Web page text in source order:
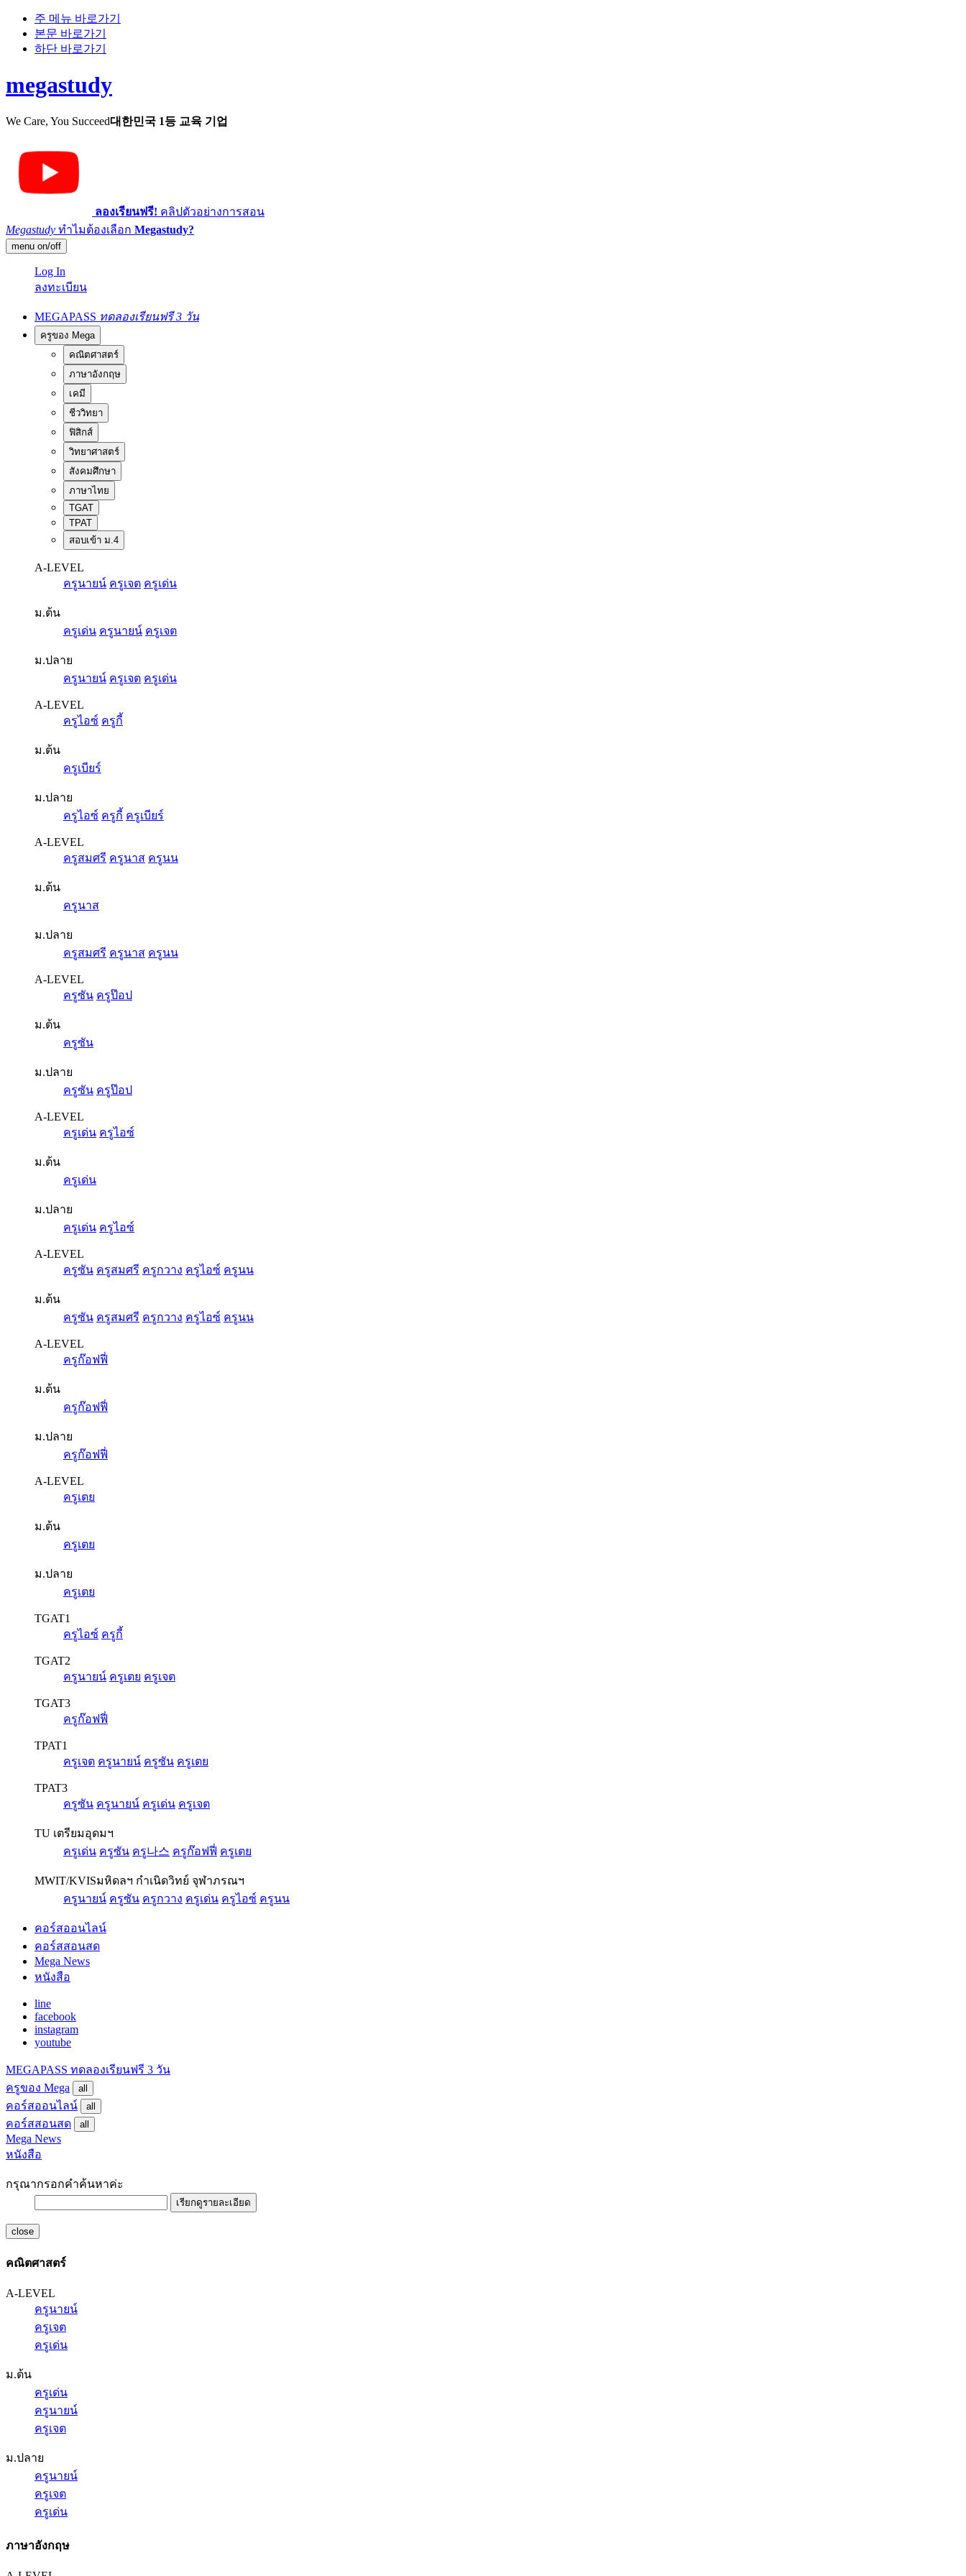
주 메뉴 바로가기
본문 바로가기
하단 바로가기
megastudy
We Care, You Succeed대한민국 1등 교육 기업
ลองเรียนฟรี! คลิปตัวอย่างการสอน
Megastudy ทำไมต้องเลือก Megastudy?
menu on/off
Log In
ลงทะเบียน
MEGAPASS ทดลองเรียนฟรี 3 วัน
ครูของ Mega
คณิตศาสตร์
ภาษาอังกฤษ
เคมี
ชีววิทยา
ฟิสิกส์
วิทยาศาสตร์
สังคมศึกษา
ภาษาไทย
TGAT
TPAT
สอบเข้า ม.4
A-LEVEL
ครูนายน์ ครูเจต ครูเด่น
ม.ต้น
ครูเด่น ครูนายน์ ครูเจต
ม.ปลาย
ครูนายน์ ครูเจต ครูเด่น
A-LEVEL
ครูไอซ์ ครูกี้
ม.ต้น
ครูเบียร์
ม.ปลาย
ครูไอซ์ ครูกี้ ครูเบียร์
A-LEVEL
ครูสมศรี ครูนาส ครูนน
ม.ต้น
ครูนาส
ม.ปลาย
ครูสมศรี ครูนาส ครูนน
A-LEVEL
ครูซัน ครูป๊อป
ม.ต้น
ครูซัน
ม.ปลาย
ครูซัน ครูป๊อป
A-LEVEL
ครูเด่น ครูไอซ์
ม.ต้น
ครูเด่น
ม.ปลาย
ครูเด่น ครูไอซ์
A-LEVEL
ครูซัน ครูสมศรี ครูกวาง ครูไอซ์ ครูนน
ม.ต้น
ครูซัน ครูสมศรี ครูกวาง ครูไอซ์ ครูนน
A-LEVEL
ครูก๊อฟฟี่
ม.ต้น
ครูก๊อฟฟี่
ม.ปลาย
ครูก๊อฟฟี่
A-LEVEL
ครูเตย
ม.ต้น
ครูเตย
ม.ปลาย
ครูเตย
TGAT1
ครูไอซ์ ครูกี้
TGAT2
ครูนายน์ ครูเตย ครูเจต
TGAT3
ครูก๊อฟฟี่
TPAT1
ครูเจต ครูนายน์ ครูซัน ครูเตย
TPAT3
ครูซัน ครูนายน์ ครูเด่น ครูเจต
TU เตรียมอุดมฯ
ครูเด่น ครูซัน ครู나스 ครูก๊อฟฟี่ ครูเตย
MWIT/KVISมหิดลฯ กำเนิดวิทย์ จุฬาภรณฯ
ครูนายน์ ครูซัน ครูกวาง ครูเด่น ครูไอซ์ ครูนน
คอร์สออนไลน์
คอร์สสอนสด
Mega News
หนังสือ
line
facebook
instagram
youtube
MEGAPASS ทดลองเรียนฟรี 3 วัน
ครูของ Mega
all
คอร์สออนไลน์ all
คอร์สสอนสด all
Mega News
หนังสือ
กรุณากรอกคำค้นหาค่ะ
เรียกดูรายละเอียด
close
คณิตศาสตร์
A-LEVEL
ครูนายน์
ครูเจต
ครูเด่น
ม.ต้น
ครูเด่น
ครูนายน์
ครูเจต
ม.ปลาย
ครูนายน์
ครูเจต
ครูเด่น
ภาษาอังกฤษ